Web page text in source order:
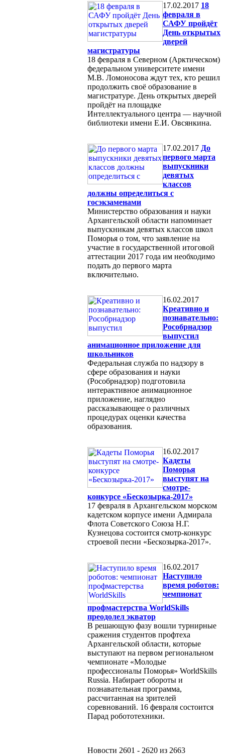
17.02.2017 18
февраля в
САФУ пройдёт
День открытых
дверей
магистратуры
18 февраля в Северном (Арктическом)
федеральном университете имени
М.В. Ломоносова ждут тех, кто решил
продолжить своё образование в
магистратуре. День открытых дверей
пройдёт на площадке
Интеллектуального центра — научной
библиотеки имени Е.И. Овсянкина.
17.02.2017 До
первого марта
выпускники
девятых
классов
должны определиться с
госэкзаменами
Министерство образования и науки
Архангельской области напоминает
выпускникам девятых классов школ
Поморья о том, что заявление на
участие в государственной итоговой
аттестации 2017 года им необходимо
подать до первого марта
включительно.
16.02.2017
Креативно и
познавательно:
Рособрнадзор
выпустил
анимационное приложение для
школьников
Федеральная служба по надзору в
сфере образования и науки
(Рособрнадзор) подготовила
интерактивное анимационное
приложение, наглядно
рассказывающее о различных
процедурах оценки качества
образования.
16.02.2017
Кадеты
Поморья
выступят на
смотре-
конкурсе «Бескозырка-2017»
17 февраля в Архангельском морском
кадетском корпусе имени Адмирала
Флота Советского Союза Н.Г.
Кузнецова состоится смотр-конкурс
строевой песни «Бескозырка-2017».
16.02.2017
Наступило
время роботов:
чемпионат
профмастерства WorldSkills
преодолел экватор
В решающую фазу вошли турнирные
сражения студентов профтеха
Архангельской области, которые
выступают на первом региональном
чемпионате «Молодые
профессионалы Поморья» WorldSkills
Russia. Набирает обороты и
познавательная программа,
рассчитанная на зрителей
соревнований. 16 февраля состоится
Парад робототехники.
Новости 2601 - 2620 из 2663